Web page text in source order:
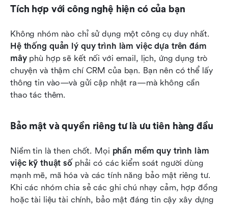
Tích hợp với công nghệ hiện có của bạn
Hệ thống quản lý quy trình làm việc dựa trên đám
mây phù hợp sẽ kết nối với email, lịch, ứng dụng trò
chuyện và thậm chí CRM của bạn. Bạn nên có thể lấy
thông tin vào—và gửi cập nhật ra—mà không cần
thao tác thêm.
Bảo mật và quyền riêng tư là ưu tiên hàng đầu
Niềm tin là then chốt. Mọi phần mềm quy trình làm
việc kỹ thuật số phải có các kiểm soát người dùng
mạnh mẽ, mã hóa và các tính năng bảo mật riêng tư.
Khi các nhóm chia sẻ các ghi chú nhạy cảm, hợp đồng
hoặc tài liệu tài chính, bảo mật đáng tin cậy xây dựng